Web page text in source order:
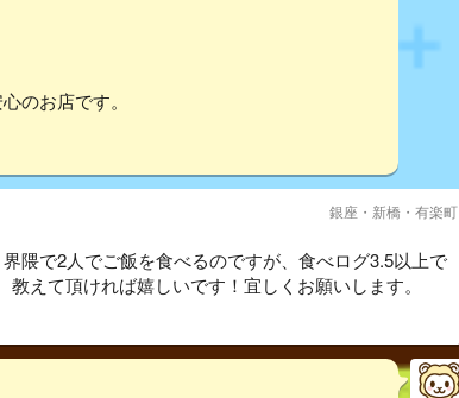
のお店です。
銀座・新橋・有楽町
隈で2人でご飯を食べるのですが、食べログ3.5以上で
えて頂ければ嬉しいです！宜しくお願いします。